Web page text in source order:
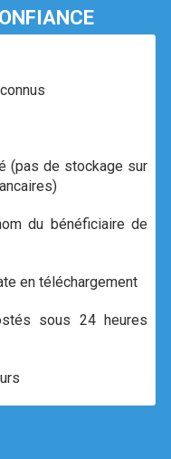
(pas de stockage sur
du bénéficiaire de
en téléchargement
sous 24 heures